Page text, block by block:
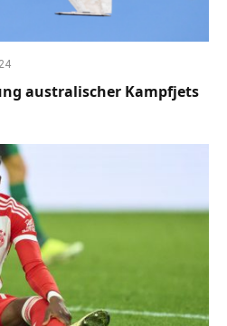
australischer Kampfjets